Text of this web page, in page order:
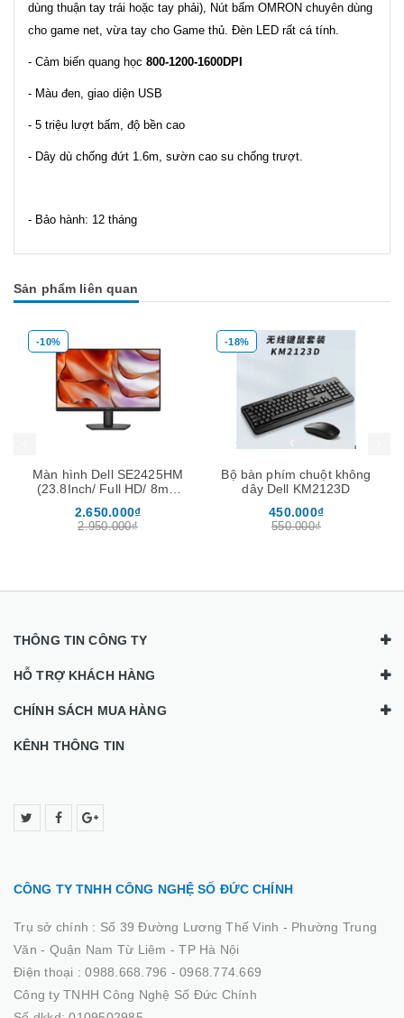
dùng thuận tay trái hoặc tay phải), Nút bấm OMRON chuyên dùng
cho game net, vừa tay cho Game thủ. Đèn LED rất cá tính.
- Cảm biến quang học 800-1200-1600DPI
- Màu đen, giao diện USB
- 5 triệu lượt bấm, độ bền cao
- Dây dù chống đứt 1.6m, sườn cao su chống trượt.
- Bảo hành: 12 tháng
Sản phẩm liên quan
-10%
Màn hình Dell SE2425HM
(23.8Inch/ Full HD/ 8ms/
2.650.000₫
2.950.000₫
-18%
Bộ bàn phím chuột không
dây Dell KM2123D
450.000₫
550.000₫
THÔNG TIN CÔNG TY
HỖ TRỢ KHÁCH HÀNG
CHÍNH SÁCH MUA HÀNG
KÊNH THÔNG TIN
CÔNG TY TNHH CÔNG NGHỆ SỐ ĐỨC CHÍNH
Trụ sở chính : Số 39 Đường Lương Thế Vinh - Phường Trung
Văn - Quận Nam Từ Liêm - TP Hà Nội
Điện thoại :0988.668.796 - 0968.774.669
Công ty TNHH Công Nghệ Số Đức Chính